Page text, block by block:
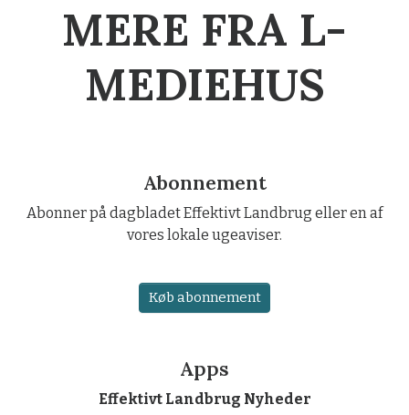
MERE FRA L-
MEDIEHUS
Abonnement
Abonner på dagbladet Effektivt Landbrug eller en af
vores lokale ugeaviser.
Køb abonnement
Apps
Effektivt Landbrug Nyheder